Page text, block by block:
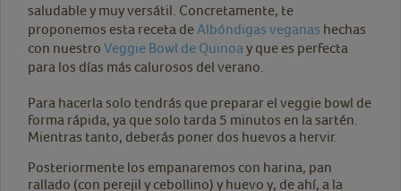
saludable y muy versátil. Concretamente, te
proponemos esta receta de Albóndigas veganas hechas
con nuestro Veggie Bowl de Quinoa y que es perfecta
para los días más calurosos del verano.
Para hacerla solo tendrás que preparar el veggie bowl de
forma rápida, ya que solo tarda 5 minutos en la sartén.
Mientras tanto, deberás poner dos huevos a hervir.
Posteriormente los empanaremos con harina, pan
rallado (con perejil y cebollino) y huevo y, de ahí, a la